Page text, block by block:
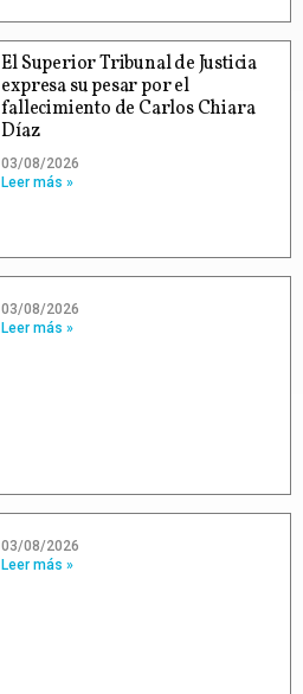
El Superior Tribunal de Justicia
expresa su pesar por el
fallecimiento de Carlos Chiara
Díaz
03/08/2026
Leer más »
03/08/2026
Leer más »
03/08/2026
Leer más »